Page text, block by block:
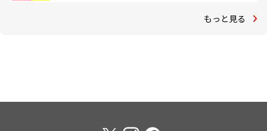
もっと見る